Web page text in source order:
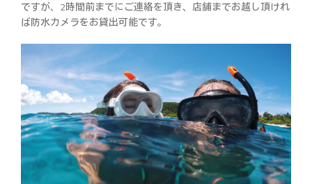
ですが、2時間前までにご連絡を頂き、店舗までお越し頂けれ
ば防水カメラをお貸出可能です。